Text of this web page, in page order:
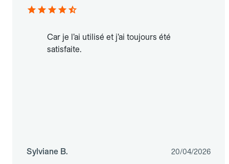
Car je l’ai utilisé et j’ai toujours été
satisfaite.
Sylviane B. 20/04/2026